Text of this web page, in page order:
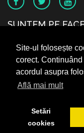
Site-ul folosește
corect.
acordul asupra
Află mai mult
Setări
cookies
SUNTEM PE